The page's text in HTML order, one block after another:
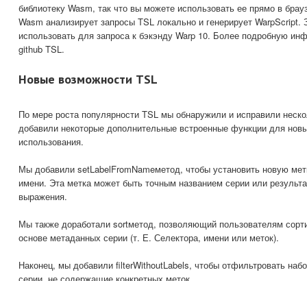
библиотеку Wasm, так что вы можете использовать ее прямо в
Wasm анализирует запросы TSL локально и генерирует WarpScript.
использовать для запроса к бэкэнду Warp 10. Более подробную
github TSL.
Новые возможности TSL
По мере роста популярности TSL мы обнаружили и исправили
добавили некоторые дополнительные встроенные функции для
использования.
Мы добавили setLabelFromNameметод, чтобы установить новую
имени. Эта метка может быть точным названием серии или
выражения.
Мы также доработали sortметод, позволяющий пользователям
основе метаданных серии (т. Е. Селектора, имени или меток).
Наконец, мы добавили filterWithoutLabels, чтобы отфильтровать